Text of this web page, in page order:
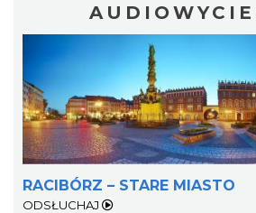
RACIBÓRZ – STARE MIASTO
ODSŁUCHAJ